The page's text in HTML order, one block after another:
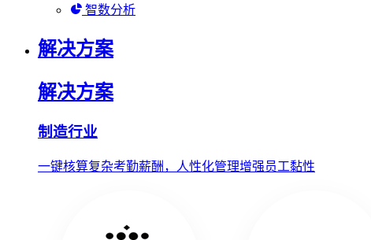
智数分析
解决方案
解决方案
制造行业
一键核算复杂考勤薪酬，人性化管理增强员工黏性